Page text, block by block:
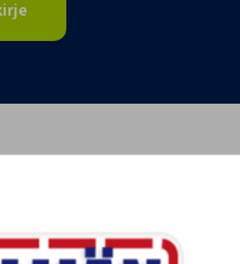
paremman